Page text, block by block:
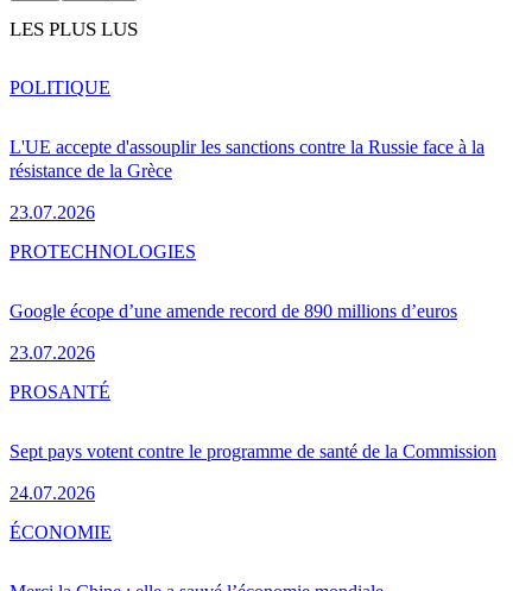
LES PLUS LUS
L'UE accepte d'assouplir les sanctions contre la Russie face à la
résistance de la Grèce
23.07.2026
POLITIQUE
Google écope d’une amende record de 890 millions d’euros
23.07.2026
PROTECHNOLOGIES
Sept pays votent contre le programme de santé de la Commission
24.07.2026
PROSANTÉ
ÉCONOMIE